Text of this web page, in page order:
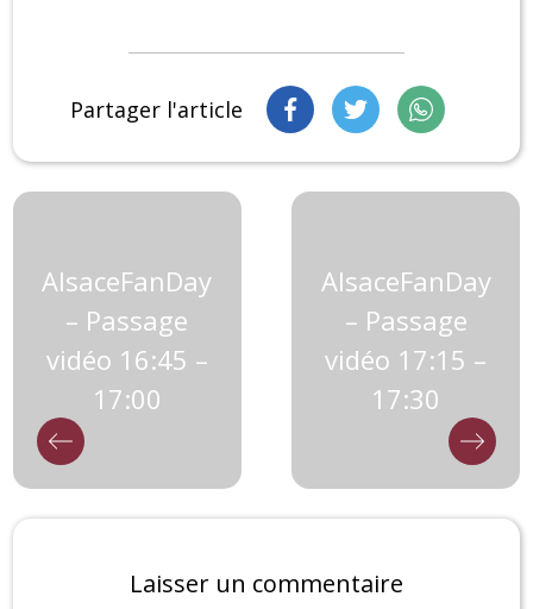
Partager l'article
AlsaceFanDay
– Passage
vidéo 16:45 –
17:00
AlsaceFanDay
– Passage
vidéo 17:15 –
17:30
Laisser un commentaire